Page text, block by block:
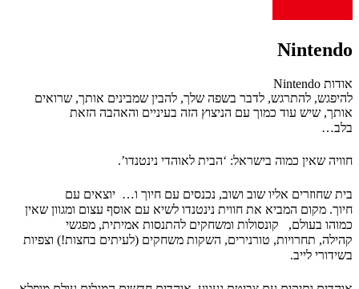
Nintendo
אודות Nintendo
להיפגש, להתרגש, לדבר בשפה שלך, להבין שמבינים אותך, שרואים
אותך, שיש עוד כמוך עם הניצוץ הזה בעיניים והאהבה הזאת
בלב…
חוויה שאין כמוה בישראל: ‘הבית לאוהדי נינטנדו’.
בית שחוזרים אליו שוב ושוב, נכנסים עם חיוך ו… יוצאים עם
חיוך. מקום המביא את חווית נינטנדו לשיא עם אוסף עצום ומגוון שאין
כמוהו בעולם, קונסולות ומשחקים להתנסות אמיתית, מפגשי
קהילה, תחרויות, טורנירים, השקות משחקים (לעיתים בחצות!) וצפיות
בשידורי לייב.